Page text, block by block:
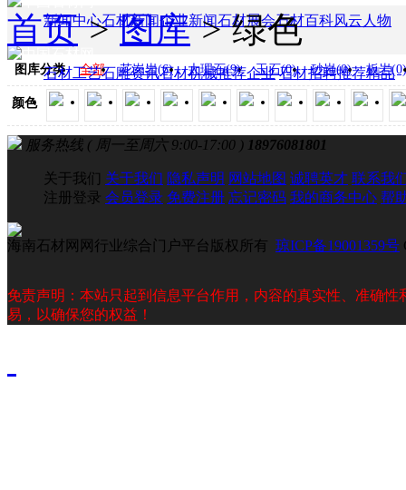
新闻中心石材新闻企业新闻石材展会石材百科风云人物
石材工艺石雕资讯石材机械推荐企业 石材招聘推荐精品
首页 > 图库 >绿色
图库分类 全部 花岗岩(6) 大理石(9) 玉石(0) 砂岩(0) 板岩(0)
颜色
服务热线 ( 周一至周六 9:00-17:00 ) 18976081801
关于我们 关于我们 隐私声明 网站地图 诚聘英才 联系我
注册登录 会员登录 免费注册 忘记密码 我的商务中心 帮
海南石材网网行业综合门户平台版权所有 琼ICP备19001359号
免责声明：本站只起到信息平台作用，内容的真实性、准确
易，以确保您的权益！